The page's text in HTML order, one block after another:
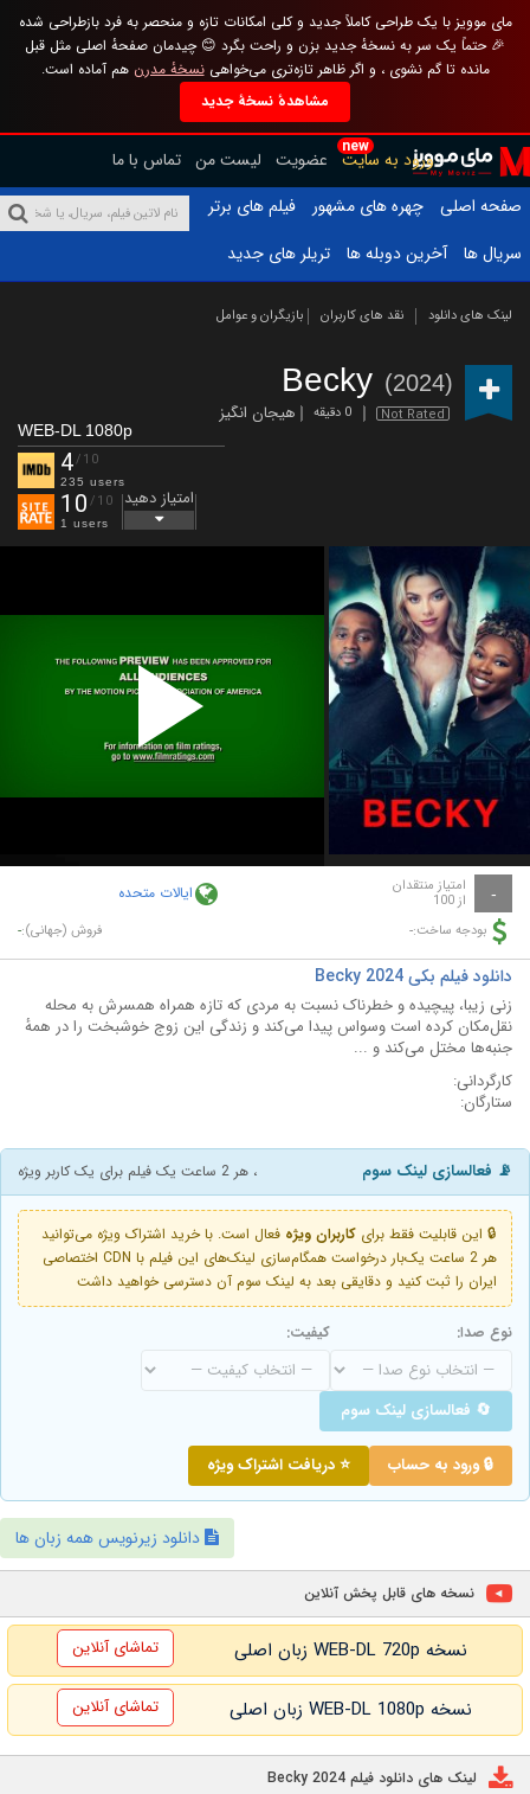
مای موویز با یک طراحی کاملاً جدید و کلی امکانات تازه و منحصر به فرد بازطراحی شده
🎉 حتماً یک سر به نسخهٔ جدید بزن و راحت بگرد 😊 چیدمان صفحهٔ اصلی مثل قبل
مانده تا گم نشوی ، و اگر ظاهر تازه‌تری می‌خواهینسخهٔ مدرن هم آماده است.
مشاهدهٔ نسخهٔ جدید
new
ورود به سایت عضویت لیست من تماس با ما
صفحه اصلی
چهره های مشهور
فیلم های برتر
سریال ها
آخرین دوبله ها تریلر های جدید
لینک های دانلود نقد های کاربران بازیگران و عوامل
Becky (2024)
Not Rated 0 دقیقه هیجان انگیز
WEB-DL 1080p
4/10
235 users
10 /10
1 users
امتیاز دهید
Play
Video
- امتیاز منتقدان
از 100 ایالات متحده
بودجه ساخت:- فروش (جهانی):-
دانلود فیلم بکی Becky 2024
زنی زیبا، پیچیده و خطرناک نسبت به مردی که تازه همراه همسرش به محله
نقل‌مکان کرده است وسواس پیدا می‌کند و زندگی این زوج خوشبخت را در همهٔ
جنبه‌ها مختل می‌کند و ...
کارگردانی:
ستارگان:
📡 فعالسازی لینک سوم ، هر 2 ساعت یک فیلم برای یک کاربر ویژه
🔒 این قابلیت فقط برای کاربران ویژه فعال است. با خرید اشتراک ویژه می‌توانید
هر 2 ساعت یک‌بار درخواست همگام‌سازی لینک‌های این فیلم با CDN اختصاصی
ایران را ثبت کنید و دقایقی بعد به لینک سوم آن دسترسی خواهید داشت
نوع صدا: کیفیت:
🔄 فعالسازی لینک سوم
🔒 ورود به حساب ⭐ دریافت اشتراک ویژه
دانلود زیرنویس همه زبان ها
نسخه های قابل پخش آنلاین
نسخه WEB-DL 720p زبان اصلی تماشای آنلاین
نسخه WEB-DL 1080p زبان اصلی تماشای آنلاین
لینک های دانلود فیلم Becky 2024